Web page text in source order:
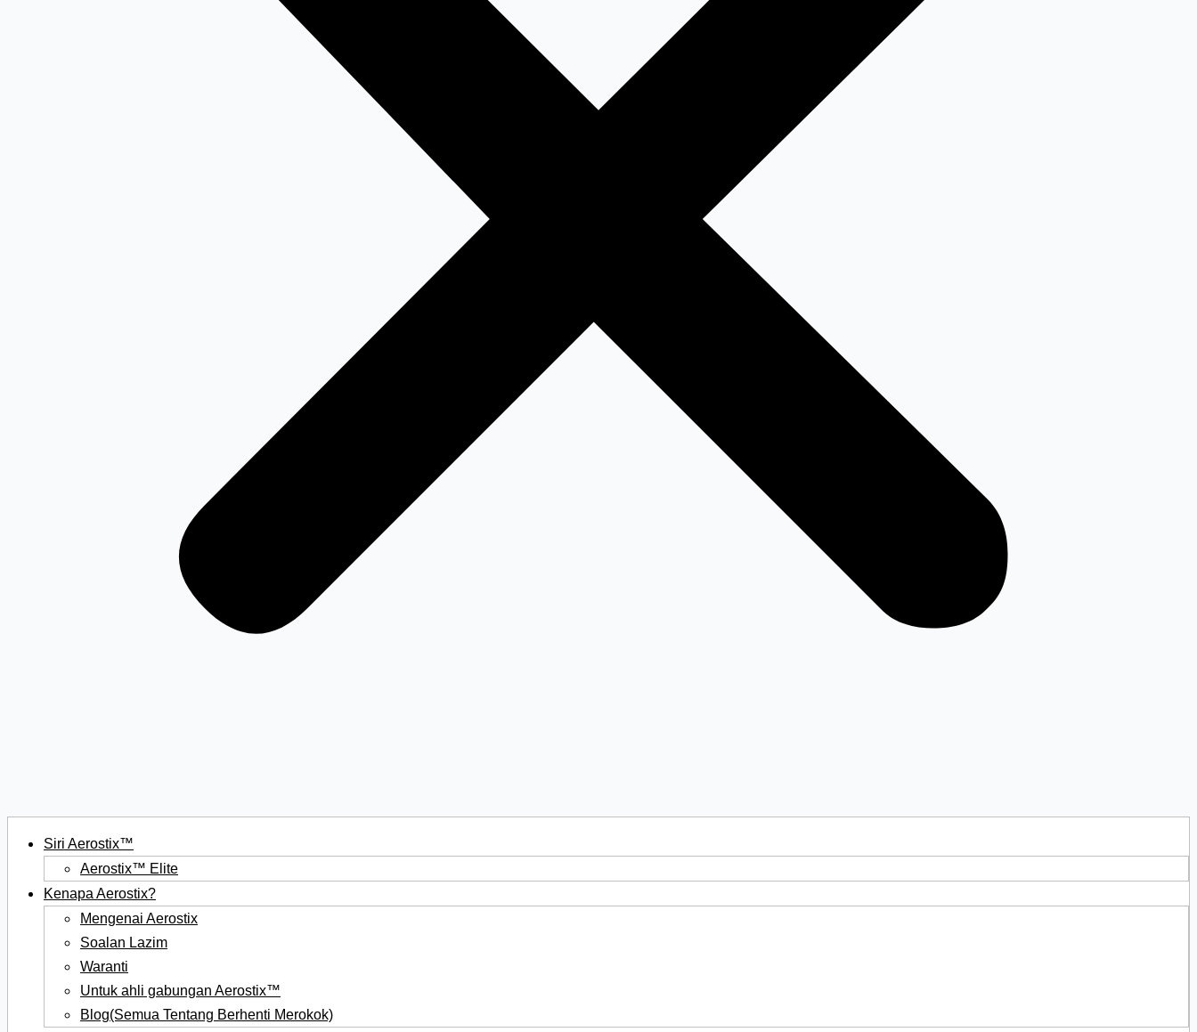
Siri Aerostix™
Aerostix™ Elite
Kenapa Aerostix?
Mengenai Aerostix
Soalan Lazim
Waranti
Untuk ahli gabungan Aerostix™
Blog(Semua Tentang Berhenti Merokok)